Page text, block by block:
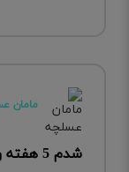
مامان
شدم 5